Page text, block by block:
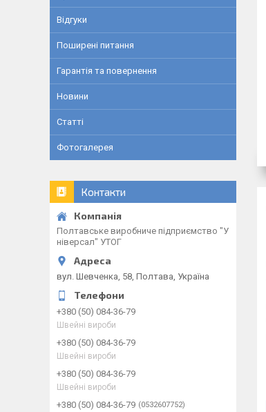
Відгуки
Поширені питання
Гарантія та повернення
Новини
Статті
Фотогалерея
Контакти
Полтавське виробниче підприємство "У
ніверсал" УТОГ
вул. Шевченка, 58, Полтава, Україна
+380 (50) 084-36-79
Швейні вироби
+380 (50) 084-36-79
Швейні вироби
+380 (50) 084-36-79
Швейні вироби
+380 (50) 084-36-79 0532607752